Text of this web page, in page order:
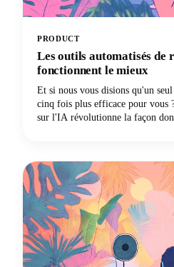
PRODUCT
Les outils automatisés de
fonctionnent le mieux
Et si nous vous disions qu'un
cinq fois plus efficace pour vous
sur l'IA révolutionne la façon
du contenu long pour chaque
révolue.